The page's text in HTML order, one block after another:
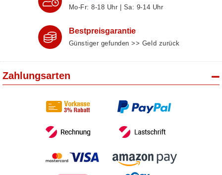
Mo-Fr: 8‑18 Uhr | Sa: 9‑14 Uhr
Bestpreisgarantie
Günstiger gefunden >> Geld zurück
Zahlungsarten